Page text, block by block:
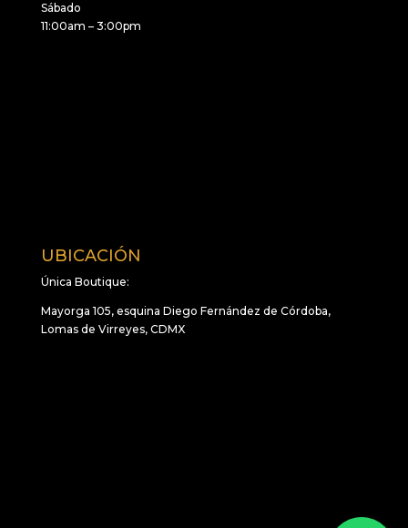
Sábado
11:00am – 3:00pm
UBICACIÓN
Única Boutique:
Mayorga 105, esquina Diego Fernández de Córdoba,
Lomas de Virreyes, CDMX